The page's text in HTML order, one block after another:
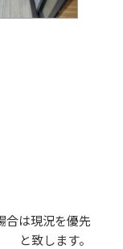
合は現況を優先
と致します。